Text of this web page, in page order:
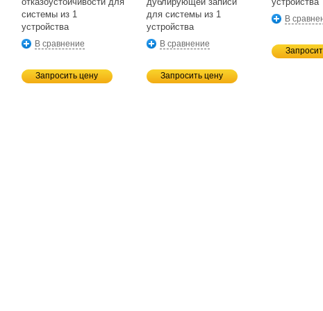
системы из 1
устройства
В сравнение
Запросить цену
для системы из 1
устройства
В сравнение
Запросить цену
В